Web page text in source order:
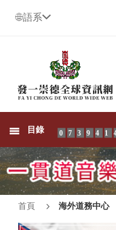
語系
目錄
首頁 海外道務中心